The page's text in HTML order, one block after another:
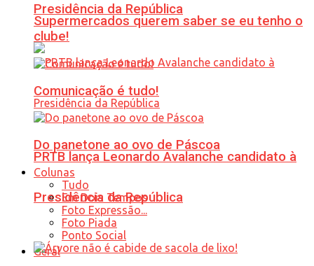
Presidência da República
PRTB lança Leonardo Avalanche candidato à
Presidência da República
Geral
Supermercados querem saber se eu tenho o
clube!
Comunicação é tudo!
Do panetone ao ovo de Páscoa
Colunas
Tudo
Em Dois Tempos
Foto Expressão...
Foto Piada
Ponto Social